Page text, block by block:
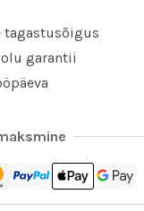
tagastusõigus
garantii